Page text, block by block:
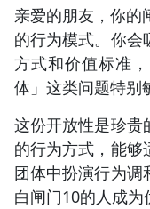
亲爱的朋友，你的
的行为模式。你会
方式和价值标准
体」这类问题特别
这份开放性是珍贵
的行为方式，能够
团体中扮演行为调
白闸门10的人成